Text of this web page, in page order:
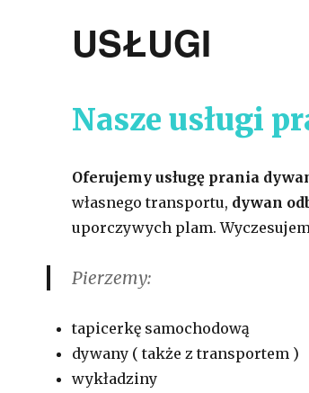
USŁUGI
Nasze usługi
Oferujemy usługę prania
własnego transportu, dywan
uporczywych plam.
Pierzemy:
tapicerkę samochodową
dywany ( także z transportem )
wykładziny